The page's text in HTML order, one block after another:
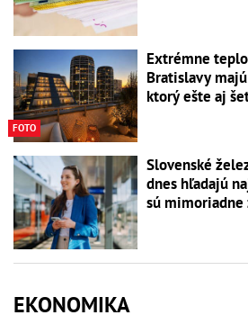
FOTO
Extrémne
Bratislavy
ktorý ešte aj
Slovenské
dnes hľadajú
sú mimoriadne
EKONOMIKA